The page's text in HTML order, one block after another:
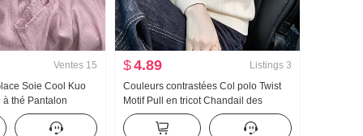
Ventes 15
Soie Cool Kuo
à thé Pantalon
Vertical Sens
solaire Droit
$4.89 Listings 3
Couleurs contrastées Col polo Twist
Motif Pull en tricot Chandail des
femmes Automne Hiver Nouveau
Décontracté Manches longues Ample